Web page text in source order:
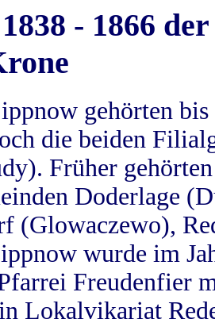
- 1866
gehörten
die beiden
Früher
Doderlage
(Glowaczewo),
wurde im
Freudenfier
Lokalvikariat